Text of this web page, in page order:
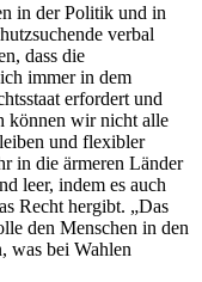
in der Politik und in
verbal
dass die
immer in dem
erfordert und
können wir nicht alle
und flexibler
in die ärmeren Länder
leer, indem es auch
Recht hergibt. „Das
den Menschen in den
was bei Wahlen